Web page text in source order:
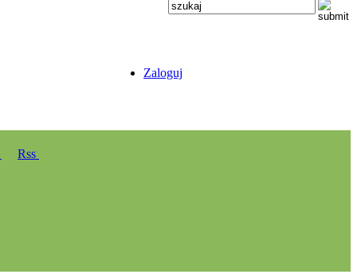
Zaloguj
Rss